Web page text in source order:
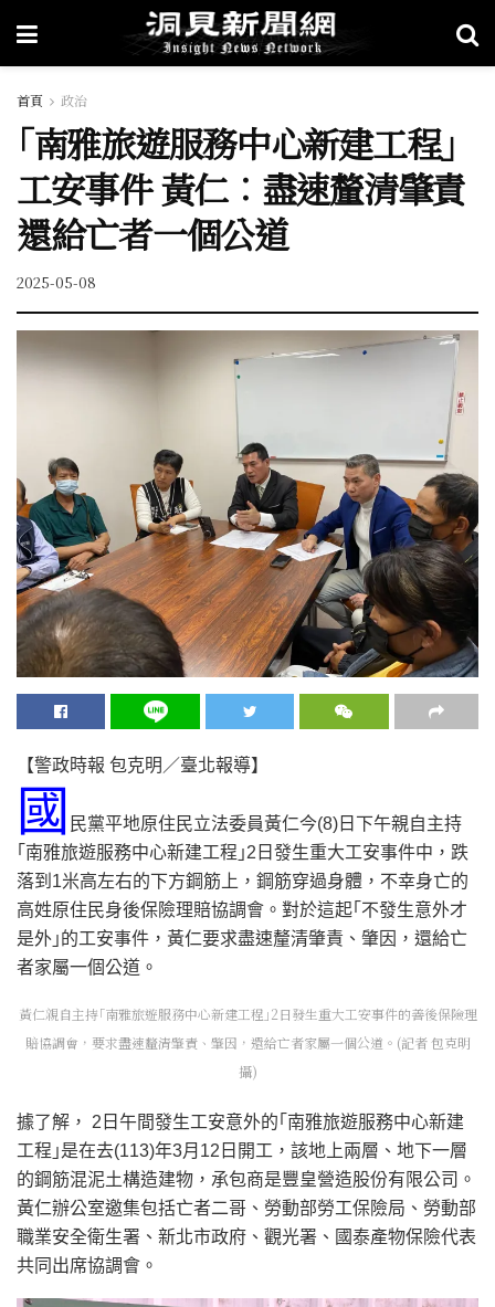
首頁 政治
｢南雅旅遊服務中心新建工程｣
工安事件 黃仁︰盡速釐清肇責
還給亡者一個公道
2025-05-08
【警政時報 包克明／臺北報導】
國 民黨平地原住民立法委員黃仁今(8)日下午親自主持
｢南雅旅遊服務中心新建工程｣2日發生重大工安事件中，跌
落到1米高左右的下方鋼筋上，鋼筋穿過身體，不幸身亡的
高姓原住民身後保險理賠協調會。對於這起｢不發生意外才
是外｣的工安事件，黃仁要求盡速釐清肇責、肇因，還給亡
者家屬一個公道。
黃仁親自主持｢南雅旅遊服務中心新建工程｣2日發生重大工安事件的善後保險理
賠協調會，要求盡速釐清肇責、肇因，還給亡者家屬一個公道。(記者 包克明
攝)
據了解， 2日午間發生工安意外的｢南雅旅遊服務中心新建
工程｣是在去(113)年3月12日開工，該地上兩層、地下一層
的鋼筋混泥土構造建物，承包商是豐皇營造股份有限公司。
黃仁辦公室邀集包括亡者二哥、勞動部勞工保險局、勞動部
職業安全衛生署、新北市政府、觀光署、國泰產物保險代表
共同出席協調會。